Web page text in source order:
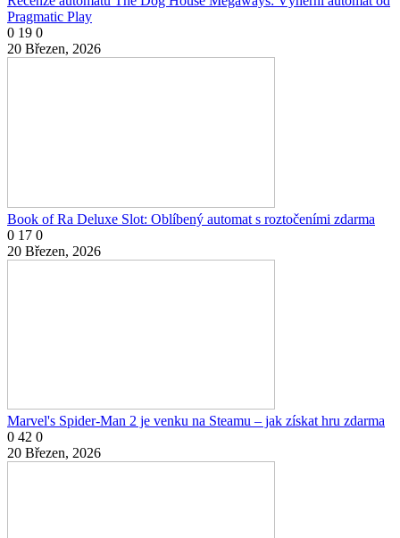
Pragmatic Play
0 19 0
20 Březen, 2026
Book of Ra Deluxe Slot: Oblíbený automat s roztočeními zdarma
0 17 0
20 Březen, 2026
Marvel's Spider-Man 2 je venku na Steamu – jak získat hru zdarma
0 42 0
20 Březen, 2026